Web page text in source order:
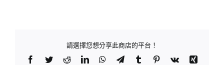
請選擇您想分享此商店的平台！
Facebook
TwitterRedditLinkedInWhatsApp
TelegramTumblr Pinterest
Vk
Xing